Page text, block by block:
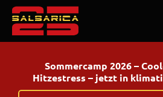
Sommercamp 2026 –
Hitzestress – jetzt in